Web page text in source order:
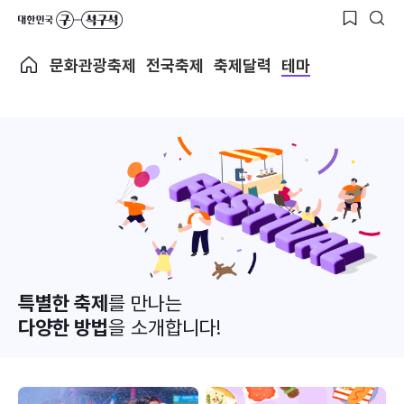
문화관광축제 전국축제 축제달력 테마
특별한 축제를 만나는
다양한 방법을 소개합니다!